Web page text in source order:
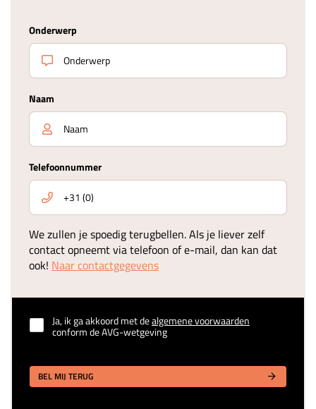
Onderwerp
Naam
Telefoonnummer
We zullen je spoedig terugbellen. Als je liever zelf
contact opneemt via telefoon of e-mail, dan kan dat
ook! Naar contactgegevens
Ja, ik ga akkoord met dealgemene voorwaarden
conform de AVG-wetgeving
BEL MIJ TERUG